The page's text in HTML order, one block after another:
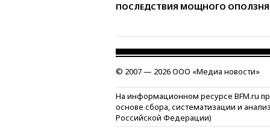
ПОСЛЕДСТВИЯ МОЩНОГО ОПОЛЗНЯ
© 2007 — 2026 ООО «Медиа новости»
На информационном ресурсе BFM.ru
основе сбора, систематизации и
Российской Федерации)